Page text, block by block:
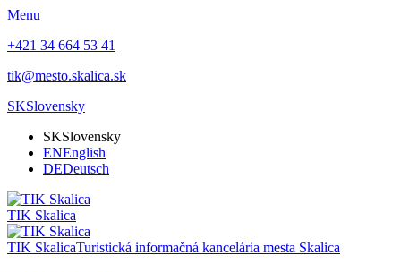
Menu
+421 34 664 53 41
tik@mesto.skalica.sk
SKSlovensky
SKSlovensky
ENEnglish
DEDeutsch
TIK Skalica
TIK SkalicaTuristická informačná kancelária mesta Skalica